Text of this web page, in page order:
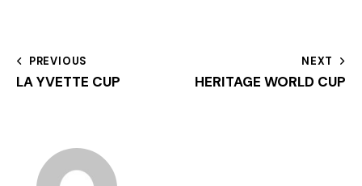
PREVIOUS
LA YVETTE CUP
NEXT
HERITAGE WORLD CUP